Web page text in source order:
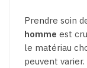
Prendre soin
homme est
le matériau
peuvent